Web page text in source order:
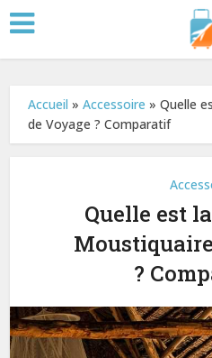
Accueil »Accessoire »Quelle
de Voyage ? Comparatif
Quelle est
?